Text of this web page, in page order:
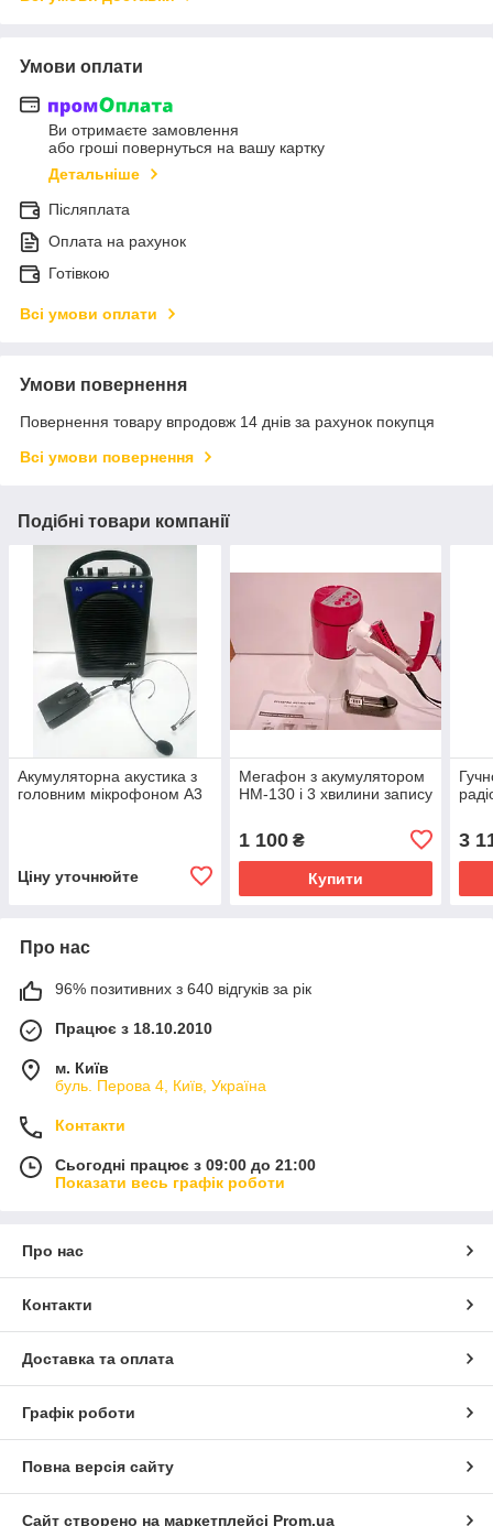
Умови оплати
Ви отримаєте замовлення
або гроші повернуться на вашу картку
Детальніше
Післяплата
Оплата на рахунок
Готівкою
Всі умови оплати
Умови повернення
Повернення товару впродовж 14 днів за рахунок покупця
Всі умови повернення
Подібні товари компанії
Акумуляторна акустика з
головним мікрофоном А3
Ціну уточнюйте
Мегафон з акумулятором
HM-130 і 3 хвилини запису
1 100₴
Купити
3
Про нас
96% позитивних з 640 відгуків за рік
Працює з 18.10.2010
м. Київ
буль. Перова 4, Київ, Україна
Контакти
Сьогодні працює з 09:00 до 21:00
Показати весь графік роботи
Про нас
Контакти
Доставка та оплата
Графік роботи
Повна версія сайту
Сайт створено на маркетплейсі Prom.ua